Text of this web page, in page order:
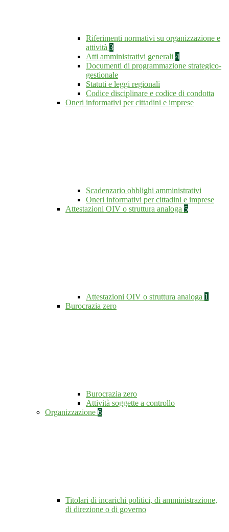
Riferimenti normativi su organizzazione e
attività 3
Atti amministrativi generali 4
Documenti di programmazione strategico-
gestionale
Statuti e leggi regionali
Codice disciplinare e codice di condotta
Oneri informativi per cittadini e imprese
Scadenzario obblighi amministrativi
Oneri informativi per cittadini e imprese
Attestazioni OIV o struttura analoga 5
Attestazioni OIV o struttura analoga 1
Burocrazia zero
Burocrazia zero
Attività soggette a controllo
Organizzazione 6
Titolari di incarichi politici, di amministrazione,
di direzione o di governo